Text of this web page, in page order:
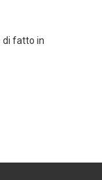
di fatto in